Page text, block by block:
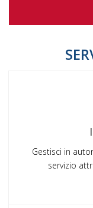
Gestisci in
servizio